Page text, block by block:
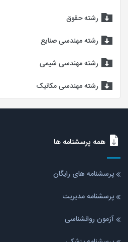
رشته حقوق
رشته مهندسی صنایع
رشته مهندسی شیمی
رشته مهندسی مکانیک
همه پرسشنامه ها
پرسشنامه های رایگان
پرسشنامه مدیریت
آزمون روانشناسی